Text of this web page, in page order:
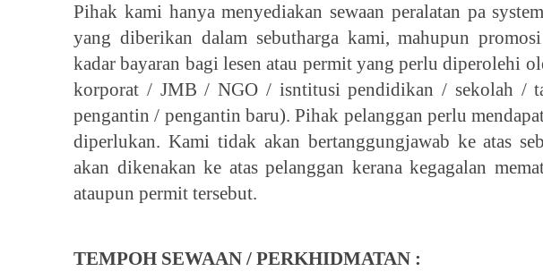
Pihak kami hanya menyediakan sewaan peralatan pa
yang diberikan dalam sebutharga kami, mahupun
kadar bayaran bagi lesen atau permit yang perlu diperolehi
korporat / JMB / NGO / isntitusi pendidikan / sekolah /
pengantin / pengantin baru). Pihak pelanggan perlu
diperlukan. Kami tidak akan bertanggungjawab ke atas
akan dikenakan ke atas pelanggan kerana kegagalan
ataupun permit tersebut.
TEMPOH SEWAAN / PERKHIDMATAN :